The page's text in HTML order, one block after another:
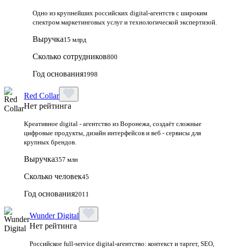
Одно из крупнейших российских digital-агентств с широким
спектром маркетинговых услуг и технологической экспертизой.
Выручка15 млрд
Сколько сотрудников800
Год основания1998
Red Collar
Нет рейтинга
Креативное digital - агентство из Воронежа, создаёт сложные
цифровые продукты, дизайн интерфейсов и веб - сервисы для
крупных брендов.
Выручка357 млн
Сколько человек45
Год основания2011
Wunder Digital
Нет рейтинга
Российское full-service digital-агентство: контекст и таргет, SEO,